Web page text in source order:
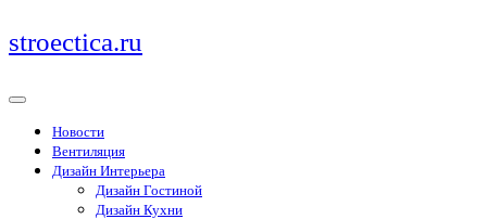
Перейти
к
stroectica.ru
Новости
Вентиляция
Дизайн Интерьера
Дизайн Гостиной
Дизайн Кухни